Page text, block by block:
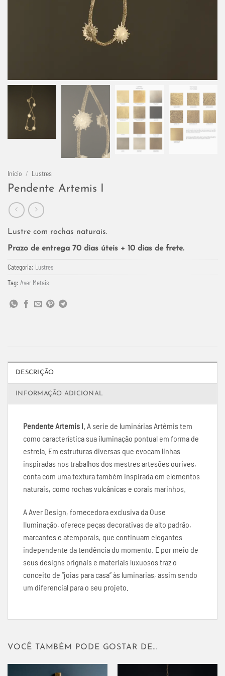
Início / Lustres
Pendente Artemis I
Lustre com rochas naturais.
Prazo de entrega 70 dias úteis + 10 dias de frete.
Categoria: Lustres
Tag: Aver Metais
DESCRIÇÃO
INFORMAÇÃO ADICIONAL
Pendente Artemis I. A serie de luminárias Artêmis tem
como característica sua iluminação pontual em forma de
estrela. Em estruturas diversas que evocam linhas
inspiradas nos trabalhos dos mestres artesões ourives,
conta com uma textura também inspirada em elementos
naturais, como rochas vulcânicas e corais marinhos.
A Aver Design, fornecedora exclusiva da Ouse
Iluminação, oferece peças decorativas de alto padrão,
marcantes e atemporais, que continuam elegantes
independente da tendência do momento. E por meio de
seus designs orignais e materiais luxuosos traz o
conceito de “joias para casa” às luminarias, assim sendo
um diferencial para o seu projeto.
VOCÊ TAMBÉM PODE GOSTAR DE…